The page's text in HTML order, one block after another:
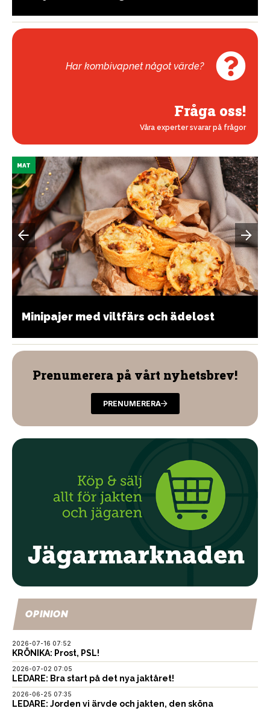
Har kombivapnet något värde?
Fråga oss!
Våra experter svarar på frågor
MAT
Minipajer med viltfärs och ädelost
Prenumerera på vårt nyhetsbrev!
PRENUMERERA
OPINION
2026-07-16 07:52
KRÖNIKA: Prost, PSL!
2026-07-02 07:05
LEDARE: Bra start på det nya jaktåret!
2026-06-25 07:35
LEDARE: Jorden vi ärvde och jakten, den sköna